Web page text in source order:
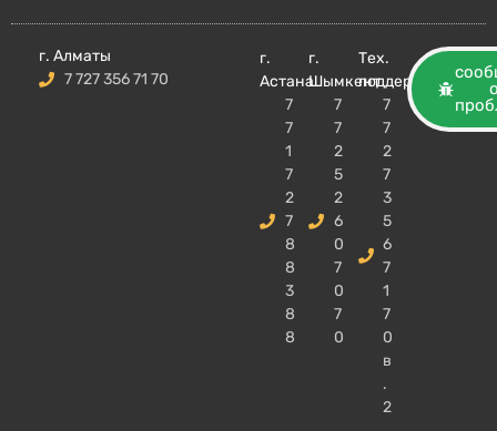
г. Алматы
7 727 356 71 70
г.
Астана
7
7
1
7
2
7
8
8
3
8
8
г.
Шымкент
7
7
2
5
2
6
0
7
0
7
0
Тех.
поддержка
7
7
2
7
3
5
6
7
1
7
0
в
.
2